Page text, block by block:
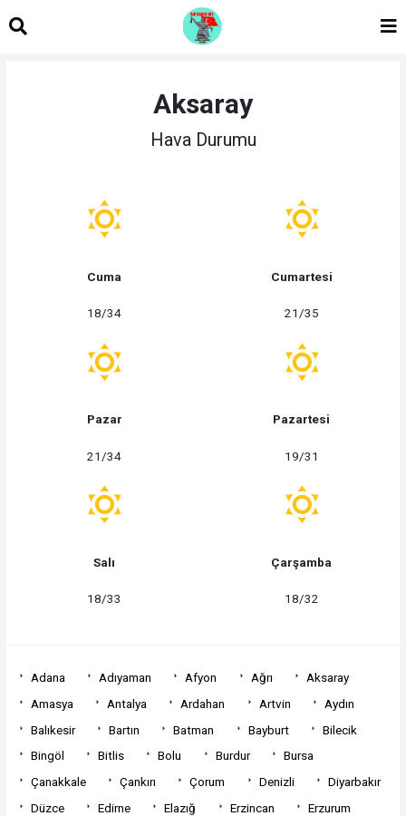
Aksaray
Hava Durumu
Cuma
18/34
Cumartesi
21/35
Pazar
21/34
Pazartesi
19/31
Salı
18/33
Çarşamba
18/32
Adana Adıyaman Afyon Ağrı
Aksaray
Amasya
Antalya Ardahan Artvin
Aydın
Balıkesir
Bartın Batman Bayburt
Bilecik
Bingöl
Bitlis Bolu Burdur
Bursa
Çanakkale
Çankırı Çorum Denizli
Diyarbakır
Düzce
Edirne Elazığ Erzincan
Erzurum